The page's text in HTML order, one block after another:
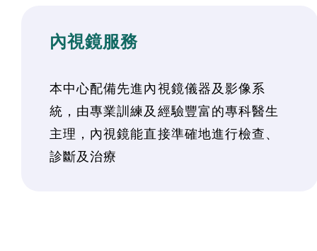
內視鏡服務
本中心配備先進內視鏡儀器及影像系
統，由專業訓練及經驗豐富的專科醫生
主理，內視鏡能直接準確地進行檢查、
診斷及治療